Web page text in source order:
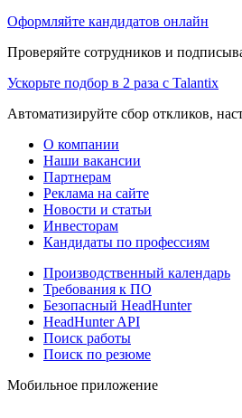
Оформляйте кандидатов онлайн
Проверяйте сотрудников и
Ускорьте подбор в 2 раза с Talantix
Автоматизируйте сбор откликов,
О компании
Наши вакансии
Партнерам
Реклама на сайте
Новости и статьи
Инвесторам
Кандидаты по профессиям
Производственный календарь
Требования к ПО
Безопасный HeadHunter
HeadHunter API
Поиск работы
Поиск по резюме
Мобильное приложение